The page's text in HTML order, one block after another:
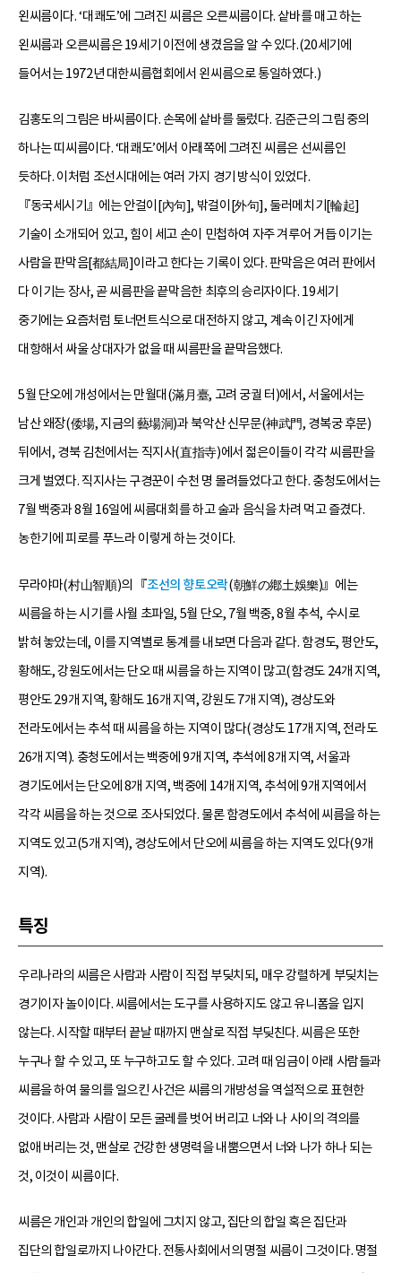
왼씨름이다. ‘대쾌도’에 그려진 씨름은 오른씨름이다. 샅바를 매고 하는
왼씨름과 오른씨름은 19세기 이전에 생겼음을 알 수 있다.(20세기에
들어서는 1972년 대한씨름협회에서 왼씨름으로 통일하였다.)
김홍도의 그림은 바씨름이다. 손목에 샅바를 둘렀다. 김준근의 그림 중의
하나는 띠씨름이다. ‘대쾌도’에서 아래쪽에 그려진 씨름은 선씨름인
듯하다. 이처럼 조선시대에는 여러 가지 경기 방식이 있었다.
『동국세시기』에는 안걸이[內句], 밖걸이[外句], 둘러메치기[輪起]
기술이 소개되어 있고, 힘이 세고 손이 민첩하여 자주 겨루어 거듭 이기는
사람을 판막음[都結局]이라고 한다는 기록이 있다. 판막음은 여러 판에서
다 이기는 장사, 곧 씨름판을 끝막음한 최후의 승리자이다. 19세기
중기에는 요즘처럼 토너먼트식으로 대전하지 않고, 계속 이긴 자에게
대항해서 싸울 상대자가 없을 때 씨름판을 끝막음했다.
5월 단오에 개성에서는 만월대(滿月臺, 고려 궁궐 터)에서, 서울에서는
남산 왜장(倭場, 지금의 藝場洞)과 북악산 신무문(神武門, 경복궁 후문)
뒤에서, 경북 김천에서는 직지사(直指寺)에서 젊은이들이 각각 씨름판을
크게 벌였다. 직지사는 구경꾼이 수천 명 몰려들었다고 한다. 충청도에서는
7월 백중과 8월 16일에 씨름대회를 하고 술과 음식을 차려 먹고 즐겼다.
농한기에 피로를 푸느라 이렇게 하는 것이다.
무라야마(村山智順)의 『조선의 향토오락(朝鮮の鄕土娛樂)』에는
씨름을 하는 시기를 사월 초파일, 5월 단오, 7월 백중, 8월 추석, 수시로
밝혀 놓았는데, 이를 지역별로 통계를 내보면 다음과 같다. 함경도, 평안도,
황해도, 강원도에서는 단오 때 씨름을 하는 지역이 많고(함경도 24개 지역,
평안도 29개 지역, 황해도 16개 지역, 강원도 7개 지역), 경상도와
전라도에서는 추석 때 씨름을 하는 지역이 많다(경상도 17개 지역, 전라도
26개 지역). 충청도에서는 백중에 9개 지역, 추석에 8개 지역, 서울과
경기도에서는 단오에 8개 지역, 백중에 14개 지역, 추석에 9개 지역에서
각각 씨름을 하는 것으로 조사되었다. 물론 함경도에서 추석에 씨름을 하는
지역도 있고(5개 지역), 경상도에서 단오에 씨름을 하는 지역도 있다(9개
지역).
특징
우리나라의 씨름은 사람과 사람이 직접 부딪치되, 매우 강렬하게 부딪치는
경기이자 놀이이다. 씨름에서는 도구를 사용하지도 않고 유니폼을 입지
않는다. 시작할 때부터 끝날 때까지 맨살로 직접 부딪친다. 씨름은 또한
누구나 할 수 있고, 또 누구하고도 할 수 있다. 고려 때 임금이 아래 사람들과
씨름을 하여 물의를 일으킨 사건은 씨름의 개방성을 역설적으로 표현한
것이다. 사람과 사람이 모든 굴레를 벗어 버리고 너와 나 사이의 격의를
없애 버리는 것, 맨살로 건강한 생명력을 내뿜으면서 너와 나가 하나 되는
것, 이것이 씨름이다.
씨름은 개인과 개인의 합일에 그치지 않고, 집단의 합일 혹은 집단과
집단의 합일로까지 나아간다. 전통사회에서의 명절 씨름이 그것이다. 명절